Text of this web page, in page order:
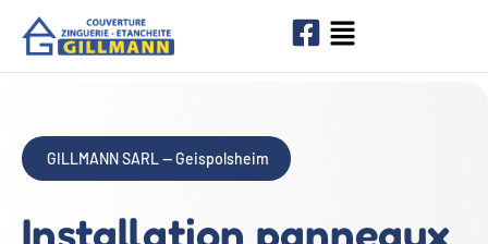
GILLMANN SARL — Geispolsheim
Installation panneaux